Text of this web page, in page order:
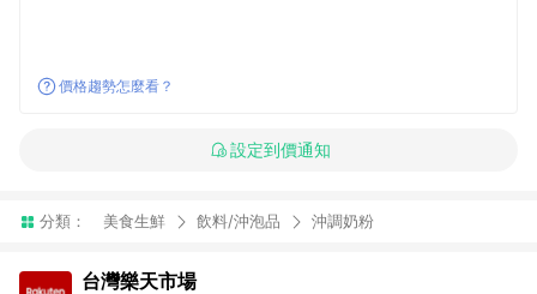
價格趨勢怎麼看？
設定到價通知
分類： 美食生鮮 飲料/沖泡品 沖調奶粉
台灣樂天市場